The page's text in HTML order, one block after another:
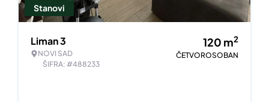
Stanovi
Liman 3
NOVI SAD
ŠIFRA: #488233
120 m2
ČETVOROSOBAN